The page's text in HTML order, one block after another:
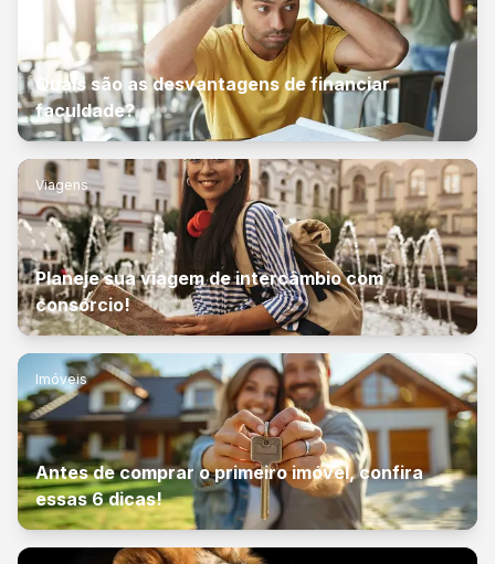
Quais são as desvantagens de financiar
faculdade?
Viagens
Planeje sua viagem de intercâmbio com
consórcio!
Imóveis
Antes de comprar o primeiro imóvel, confira
essas 6 dicas!